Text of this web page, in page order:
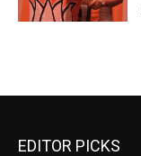
EDITOR PICKS